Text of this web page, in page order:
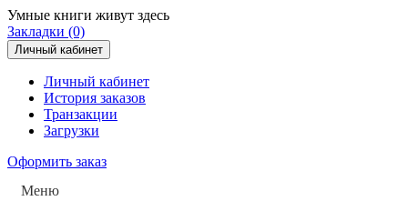
Умные книги живут здесь
Закладки (0)
Личный кабинет
Личный кабинет
История заказов
Транзакции
Загрузки
Оформить заказ
Меню